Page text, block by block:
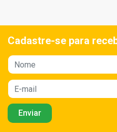
Cadastre-se para